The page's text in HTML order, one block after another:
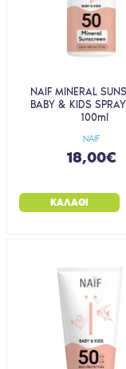
NAIF
NAIF MINERAL
BABY & KIDS
100ml
18,00€
ΚΑΛΆΘΙ